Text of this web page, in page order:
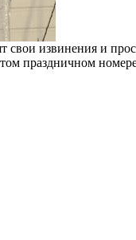
извинения и
праздничном номере